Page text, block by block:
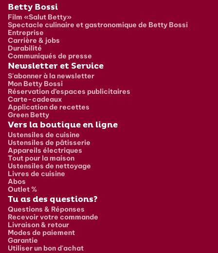
Pied de page
Betty Bossi
Film «Salut Betty»
Spectacle culinaire et gastronomique de Betty Bossi
Entreprise
Carrière & jobs
Durabilité
Communiqués de presse
Newsletter et Service
S'abonner à la newsletter
Mon Betty Bossi
Réservation d’espaces publicitaires
Carte-cadeaux
Application de recettes
Green Betty
Vers la boutique en ligne
Ustensiles de cuisine
Ustensiles de pâtisserie
Appareils électriques
Tout pour la maison
Ustensiles de nettoyage
Livres de cuisine
Abos
Outlet %
Tu as des questions?
Questions & Réponses
Recevoir votre commande
Livraison & retour
Modes de paiement
Garantie
Utiliser un bon d'achat